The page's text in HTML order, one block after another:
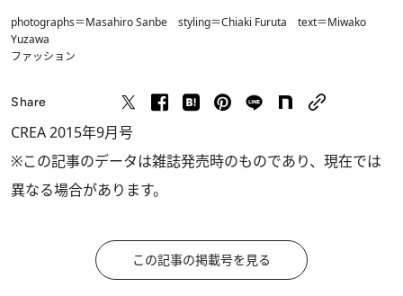
photographs＝Masahiro Sanbe styling＝Chiaki Furuta text＝Miwako
Yuzawa
ファッション
Share
CREA 2015年9月号
※この記事のデータは雑誌発売時のものであり、現在では
異なる場合があります。
この記事の掲載号を見る